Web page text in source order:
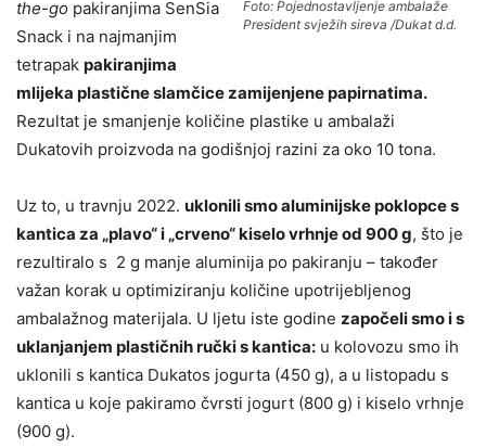
Foto: Pojednostavljenje ambalaže
President svježih sireva /Dukat d.d.
the-go pakiranjima SenSia
Snack i na najmanjim
tetrapak pakiranjima
mlijeka plastične slamčice zamijenjene papirnatima.
Rezultat je smanjenje količine plastike u ambalaži
Dukatovih proizvoda na godišnjoj razini za oko 10 tona.
Uz to, u travnju 2022. uklonili smo aluminijske poklopce s
kantica za „plavo“ i „crveno“ kiselo vrhnje od 900 g, što je
rezultiralo s 2 g manje aluminija po pakiranju – također
važan korak u optimiziranju količine upotrijebljenog
ambalažnog materijala. U ljetu iste godine započeli smo i s
uklanjanjem plastičnih ručki s kantica: u kolovozu smo ih
uklonili s kantica Dukatos jogurta (450 g), a u listopadu s
kantica u koje pakiramo čvrsti jogurt (800 g) i kiselo vrhnje
(900 g).